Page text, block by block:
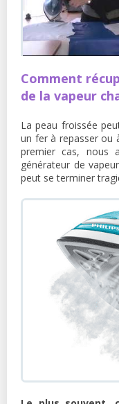
Comment
de la vapeur
La peau froissée
un fer à repasser ou
premier cas, nous
générateur de
peut se terminer